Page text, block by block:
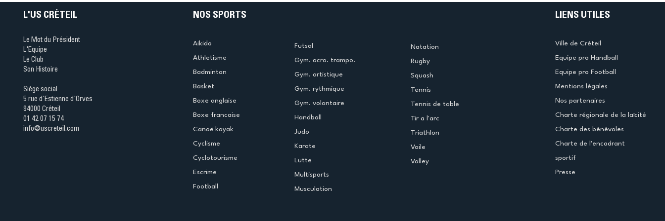
L'US CRÉTEIL
Le Mot du Président
L'Equipe
Le Club
Son Histoire
Siège social
5 rue d'Estienne d'Orves
94000 Créteil
01 42 07 15 74
info@uscreteil.com
NOS SPORTS
Aikido
Athletisme
Badminton
Basket
Boxe anglaise
Boxe francaise
Canoë kayak
Cyclisme
Cyclotourisme
Escrime
Football
Futsal
Gym. acro. trampo.
Gym. artistique
Gym. rythmique
Gym. volontaire
Handball
Judo
Karate
Lutte
Multisports
Musculation
Natation
Rugby
Squash
Tennis
Tennis de table
Tir a l'arc
Triathlon
Voile
Volley
LIENS UTILES
Ville de Créteil
Equipe pro Handball
Equipe pro Football
Mentions légales
Nos partenaires
Charte régionale de la laïcité
Charte des bénévoles
Charte de l'encadrant
sportif
Presse